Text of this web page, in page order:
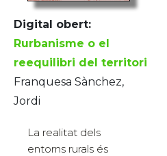
Digital obert:
Rurbanisme o el
reequilibri del territori
Franquesa Sànchez,
Jordi
La realitat dels
entorns rurals és